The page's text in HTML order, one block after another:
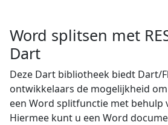
Word splitsen met
Dart
Deze Dart bibliotheek biedt Dart/
ontwikkelaars de mogelijkheid
een Word splitfunctie met behulp
Hiermee kunt u een Word